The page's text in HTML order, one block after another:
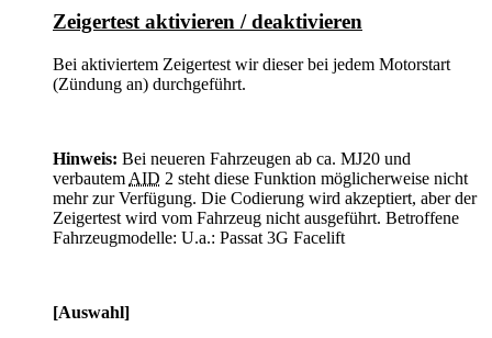
Zeigertest aktivieren / deaktivieren
Bei aktiviertem Zeigertest wir dieser bei jedem Motorstart
(Zündung an) durchgeführt.
Hinweis: Bei neueren Fahrzeugen ab ca. MJ20 und
verbautem AID 2 steht diese Funktion möglicherweise nicht
mehr zur Verfügung. Die Codierung wird akzeptiert, aber der
Zeigertest wird vom Fahrzeug nicht ausgeführt. Betroffene
Fahrzeugmodelle: U.a.: Passat 3G Facelift
[Auswahl]